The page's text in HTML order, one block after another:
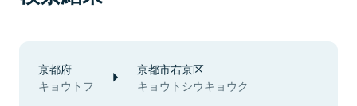
京都府
キョウトフ
京都市右京区
キョウトシウキョウク